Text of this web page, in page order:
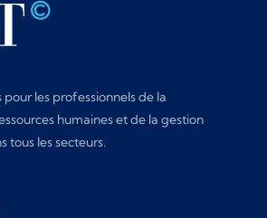
les professionnels de la
humaines et de la gestion
tous les secteurs.